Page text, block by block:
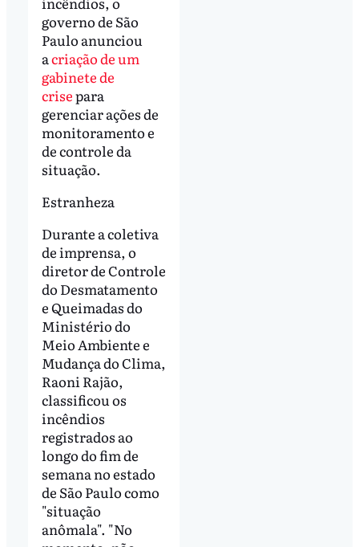
governo de São
Paulo anunciou
acriação de um
gabinete de
crisepara
gerenciar ações de
monitoramento e
de controle da
situação.
Estranheza
Durante a coletiva
de imprensa, o
diretor de Controle
do Desmatamento
e Queimadas do
Ministério do
Meio Ambiente e
Mudança do Clima,
Raoni Rajão,
classificou os
incêndios
registrados ao
longo do fim de
semana no estado
de São Paulo como
"situação
anômala". "No